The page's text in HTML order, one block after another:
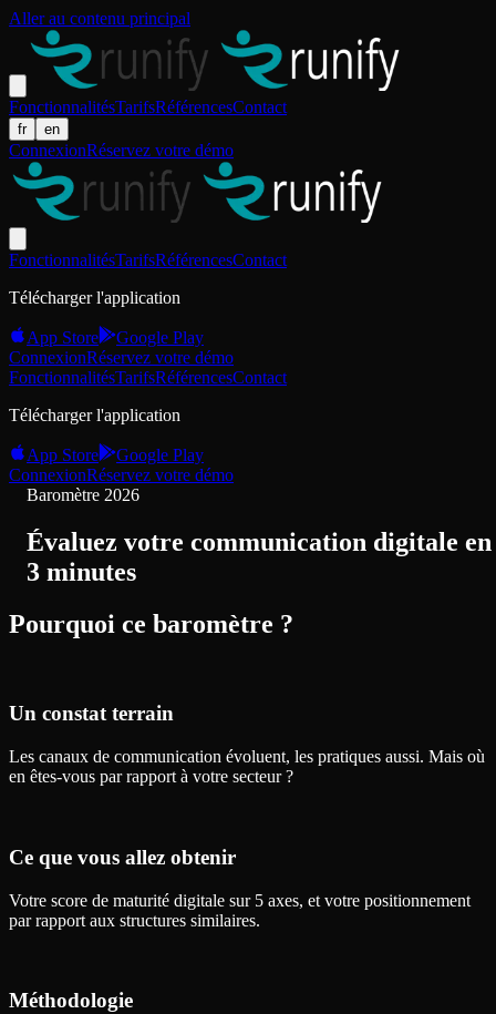
Aller au contenu principal
FonctionnalitésTarifsRéférencesContact
fr en
ConnexionRéservez votre démo
FonctionnalitésTarifsRéférencesContact
Télécharger l'application
App Store
Google Play
ConnexionRéservez votre démo
FonctionnalitésTarifsRéférencesContact
Télécharger l'application
App Store
Google Play
ConnexionRéservez votre démo
Baromètre 2026
Évaluez votre communication digitale en
3 minutes
Pourquoi ce baromètre ?
Un constat terrain
Les canaux de communication évoluent, les pratiques aussi. Mais où
en êtes-vous par rapport à votre secteur ?
Ce que vous allez obtenir
Votre score de maturité digitale sur 5 axes, et votre positionnement
par rapport aux structures similaires.
Méthodologie